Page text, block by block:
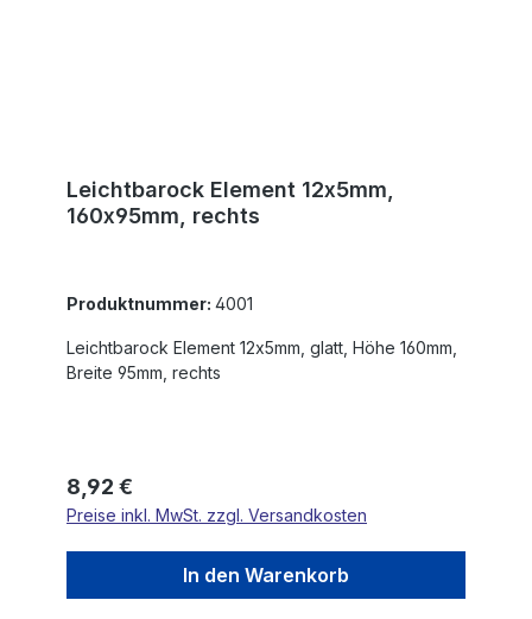
Leichtbarock Element 12x5mm,
160x95mm, rechts
Produktnummer: 4001
Leichtbarock Element 12x5mm, glatt, Höhe 160mm,
Breite 95mm, rechts
Regulärer Preis:
8,92 €
Preise inkl. MwSt. zzgl. Versandkosten
In den Warenkorb